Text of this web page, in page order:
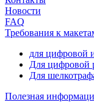
Новости
FAQ
Требования к
для цифровой
Для цифровой
Для
Полезная